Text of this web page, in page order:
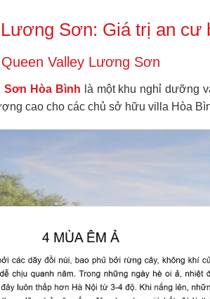
Sơn: Giá trị an cư
Valley Lương Sơn
Sơn Hòa Bình là một khu nghỉ dưỡng
cao cho các chủ sở hữu villa Hòa